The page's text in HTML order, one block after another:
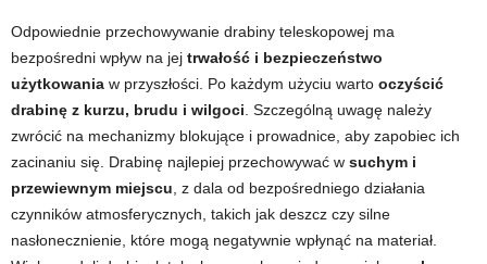
Odpowiednie przechowywanie drabiny teleskopowej ma
bezpośredni wpływ na jej trwałość i bezpieczeństwo
użytkowania w przyszłości. Po każdym użyciu warto oczyścić
drabinę z kurzu, brudu i wilgoci . Szczególną uwagę należy
zwrócić na mechanizmy blokujące i prowadnice, aby zapobiec ich
zacinaniu się. Drabinę najlepiej przechowywać w suchym i
przewiewnym miejscu , z dala od bezpośredniego działania
czynników atmosferycznych, takich jak deszcz czy silne
nasłonecznienie, które mogą negatywnie wpłynąć na materiał.